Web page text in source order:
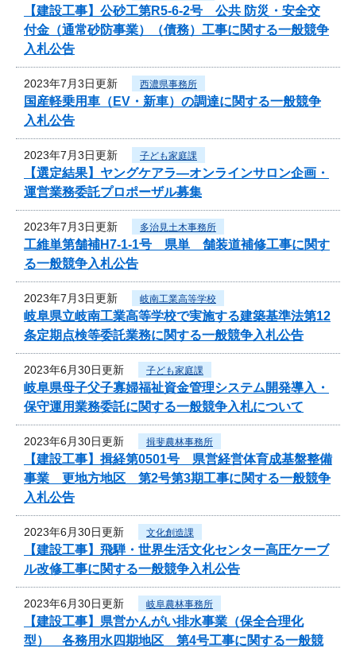
【建設工事】公砂工第R5-6-2号 公共 防災・安全交
付金（通常砂防事業）（債務）工事に関する一般競争
入札公告
2023年7月3日更新 西濃県事務所
国産軽乗用車（EV・新車）の調達に関する一般競争
入札公告
2023年7月3日更新 子ども家庭課
【選定結果】ヤングケアラ―オンラインサロン企画・
運営業務委託プロポーザル募集
2023年7月3日更新 多治見土木事務所
工維単第舗補H7-1-1号 県単 舗装道補修工事に関す
る一般競争入札公告
2023年7月3日更新 岐南工業高等学校
岐阜県立岐南工業高等学校で実施する建築基準法第12
条定期点検等委託業務に関する一般競争入札公告
2023年6月30日更新 子ども家庭課
岐阜県母子父子寡婦福祉資金管理システム開発導入・
保守運用業務委託に関する一般競争入札について
2023年6月30日更新 揖斐農林事務所
【建設工事】揖経第0501号 県営経営体育成基盤整備
事業 更地方地区 第2号第3期工事に関する一般競争
入札公告
2023年6月30日更新 文化創造課
【建設工事】飛騨・世界生活文化センター高圧ケーブ
ル改修工事に関する一般競争入札公告
2023年6月30日更新 岐阜農林事務所
【建設工事】県営かんがい排水事業（保全合理化
型） 各務用水四期地区 第4号工事に関する一般競